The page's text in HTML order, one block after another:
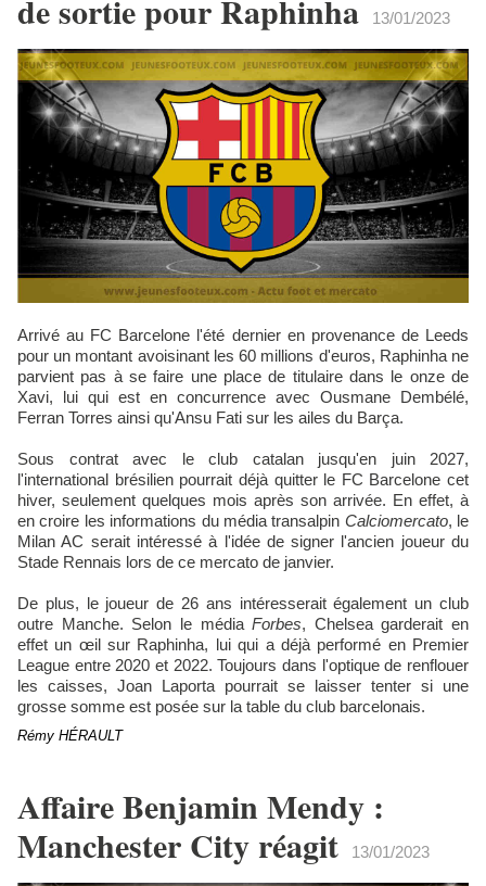
de sortie pour Raphinha
13/01/2023
Arrivé au FC Barcelone l'été dernier en provenance de Leeds
pour un montant avoisinant les 60 millions d'euros, Raphinha ne
parvient pas à se faire une place de titulaire dans le onze de
Xavi, lui qui est en concurrence avec Ousmane Dembélé,
Ferran Torres ainsi qu'Ansu Fati sur les ailes du Barça.
Sous contrat avec le club catalan jusqu'en juin 2027,
l'international brésilien pourrait déjà quitter le FC Barcelone cet
hiver, seulement quelques mois après son arrivée. En effet, à
en croire les informations du média transalpin Calciomercato, le
Milan AC serait intéressé à l'idée de signer l'ancien joueur du
Stade Rennais lors de ce mercato de janvier.
De plus, le joueur de 26 ans intéresserait également un club
outre Manche. Selon le médiaForbes, Chelsea garderait en
effet un œil sur Raphinha, lui qui a déjà performé en Premier
League entre 2020 et 2022. Toujours dans l'optique de renflouer
les caisses, Joan Laporta pourrait se laisser tenter si une
grosse somme est posée sur la table du club barcelonais.
Rémy HÉRAULT
Affaire Benjamin Mendy :
Manchester City réagit
13/01/2023